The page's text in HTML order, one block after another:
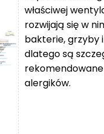
3
360 zł
do
8
739 zł
właściwej
rozwijają się w
bakterie, grzyby
dlatego są
alergików.